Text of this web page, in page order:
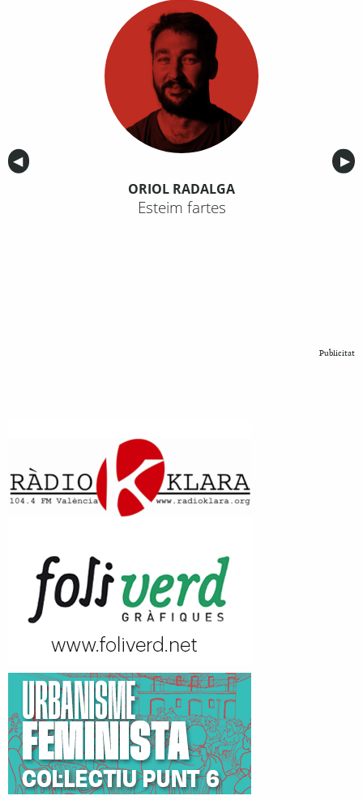
Anterior
◀︎ ▶︎
ORIOL RADALGA
Esteim fartes
Publicitat